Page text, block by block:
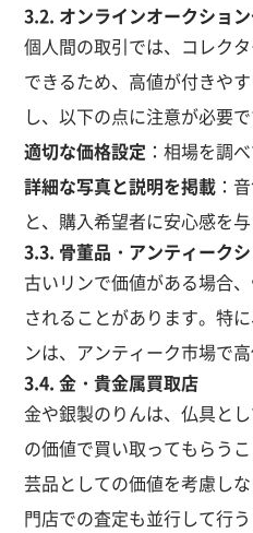
3.2. オンラインオークショ
個人間の取引では、コレク
できるため、高値が付きや
し、以下の点に注意が必要で
適切な価格設定 ：相場を調
詳細な写真と説明を掲載 ：
と、購入希望者に安心感を与
3.3. 骨董品・アンティーク
古いリンで価値がある場合
されることがあります。特
ンは、アンティーク市場で
3.4. 金・貴金属買取店
金や銀製のりんは、仏具と
の価値で買い取ってもらう
芸品としての価値を考慮し
門店での査定も並行して行う